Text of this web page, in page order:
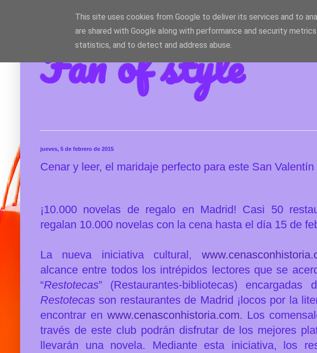
Fan of style
jueves, 5 de febrero de 2015
Cenar y leer, el maridaje perfecto para este San Valentín
¡10.000 novelas de regalo en Madrid! Casi 50
regalan 10.000 novelas con la cena hasta el día 15 de
La nueva iniciativa cultural,
alcance entre todos los intrépidos lectores que se
“Restotecas” (Restaurantes-bibliotecas) encargadas
Restotecas son restaurantes de Madrid ¡locos por la
encontrar en www.cenasconhistoria.com. Los
través de este club podrán disfrutar de los mejores
llevarán una novela. Mediante esta iniciativa, los
This site uses cookies from Google to deliver its services and to
are shared with Google along with performance and security
statistics, and to detect and address abuse.